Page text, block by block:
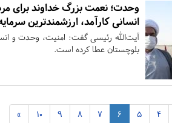
وحدت؛ نعمت‌ بزرگ خداوند برای
انسانی کارآمد، ارزشمندترین
آیت‌الله رئیسی گفت: امنیت، وحدت و
بلوچستان عطا کرده است.
4
5
6
7
8
9
10
»